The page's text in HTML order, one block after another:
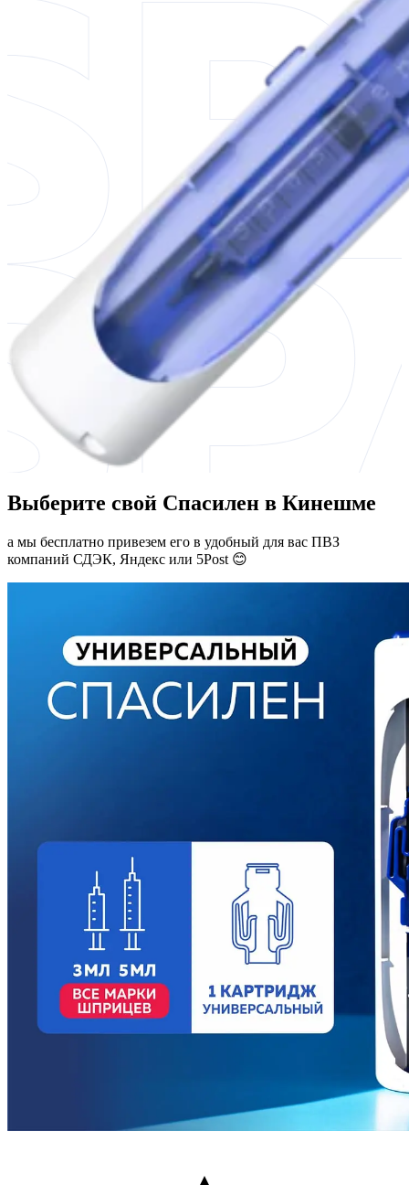
Выберите свой Спасилен в Кинешме
а мы бесплатно привезем его в удобный для вас ПВЗ
компаний СДЭК, Яндекс или 5Post 😊